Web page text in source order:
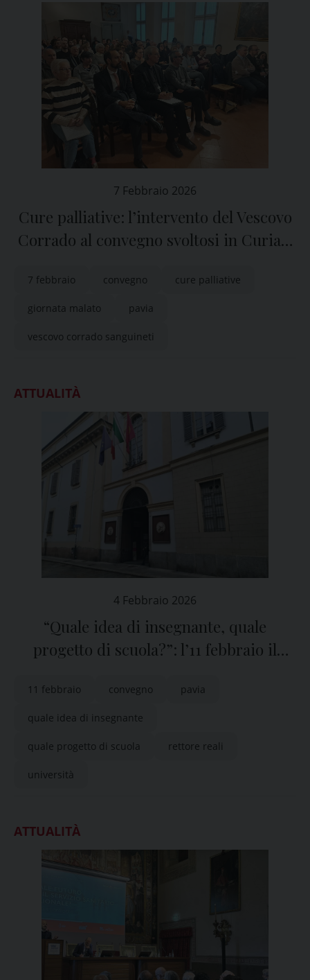
7 Febbraio 2026
Cure palliative: l’intervento del Vescovo
Corrado al convegno svoltosi in Curia a
7 febbraio convegno cure palliative
giornata malato pavia
vescovo corrado sanguineti
ATTUALITÀ
4 Febbraio 2026
“Quale idea di insegnante, quale
progetto di scuola?”: l’11 febbraio il
11 febbraio convegno pavia
quale idea di insegnante
quale progetto di scuola rettore reali
università
ATTUALITÀ